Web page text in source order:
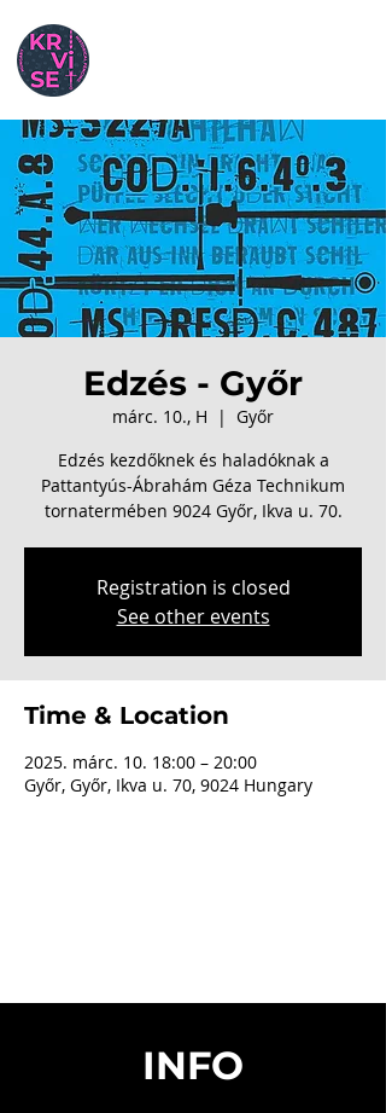
Edzés - Győr
márc. 10., H
  |
Győr
Edzés kezdőknek és haladóknak a
Pattantyús-Ábrahám Géza Technikum
tornatermében 9024 Győr, Ikva u. 70.
Registration is closed
See other events
Time & Location
2025. márc. 10. 18:00 – 20:00
Győr, Győr, Ikva u. 70, 9024 Hungary
INFO